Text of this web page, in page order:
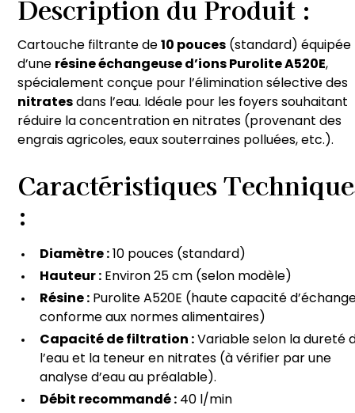
Description du Produit :
Cartouche filtrante de10 pouces (standard) équipée
d’une résine échangeuse d’ions Purolite A520E,
spécialement conçue pour l’élimination sélective des
nitrates dans l’eau. Idéale pour les foyers souhaitant
réduire la concentration en nitrates (provenant des
engrais agricoles, eaux souterraines polluées, etc.).
Caractéristiques
:
Diamètre : 10 pouces (standard)
Hauteur : Environ 25 cm (selon modèle)
Résine : Purolite A520E (haute capacité
conforme aux normes alimentaires)
Capacité de filtration : Variable selon la dureté
l’eau et la teneur en nitrates (à vérifier par une
analyse d’eau au préalable).
Débit recommandé : 40 l/min